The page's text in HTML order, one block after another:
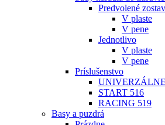
Predvolené
V plaste
V pene
Jednotlivo
V plaste
V pene
Príslušenstvo
UNIVERZÁLNE
START 516
RACING 519
Basy a puzdrá